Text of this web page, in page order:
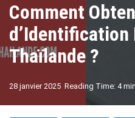
Comment
d’Identification
Thaïlande ?
28 janvier 2025 Reading Time: 4